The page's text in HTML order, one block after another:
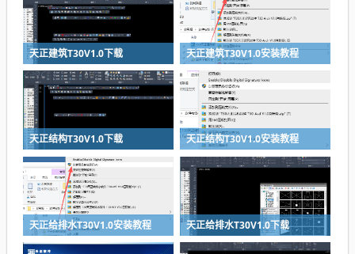
天正建筑T30V1.0下载 天正建筑T30V1.0安装教程
天正结构T30V1.0下载 天正结构T30V1.0安装教程
天正给排水T30V1.0安装教程 天正给排水T30V1.0下载